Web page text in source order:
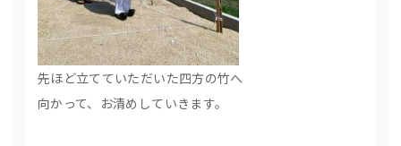
先ほど立てていただいた四方の竹へ
向かって、お清めしていきます。